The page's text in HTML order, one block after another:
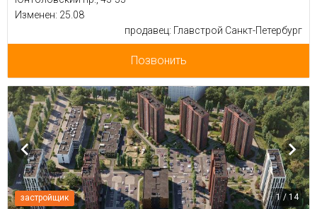
Изменен: 25.08
продавец: Главстрой Санкт-Петербург
Позвонить
застройщик 1 / 14